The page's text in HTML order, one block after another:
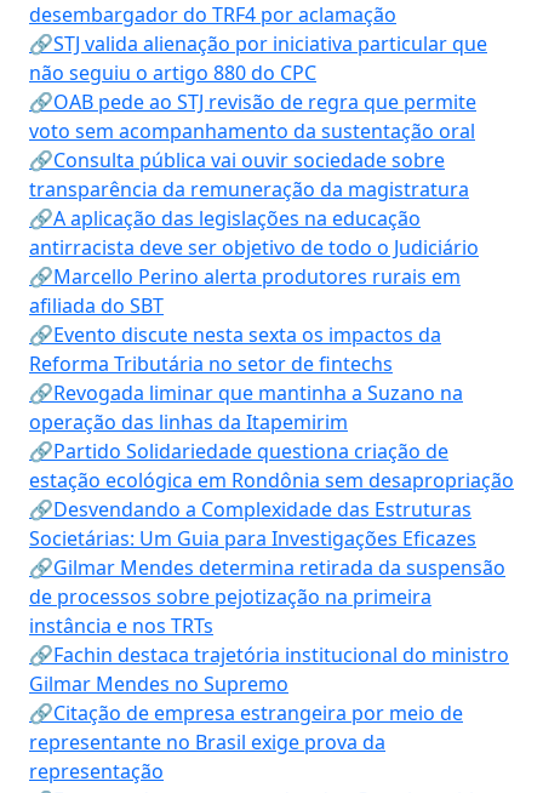
desembargador do TRF4 por aclamação
🔗STJ valida alienação por iniciativa particular que
não seguiu o artigo 880 do CPC
🔗OAB pede ao STJ revisão de regra que permite
voto sem acompanhamento da sustentação oral
🔗Consulta pública vai ouvir sociedade sobre
transparência da remuneração da magistratura
🔗A aplicação das legislações na educação
antirracista deve ser objetivo de todo o Judiciário
🔗Marcello Perino alerta produtores rurais em
afiliada do SBT
🔗Evento discute nesta sexta os impactos da
Reforma Tributária no setor de fintechs
🔗Revogada liminar que mantinha a Suzano na
operação das linhas da Itapemirim
🔗Partido Solidariedade questiona criação de
estação ecológica em Rondônia sem desapropriação
🔗Desvendando a Complexidade das Estruturas
Societárias: Um Guia para Investigações Eficazes
🔗Gilmar Mendes determina retirada da suspensão
de processos sobre pejotização na primeira
instância e nos TRTs
🔗Fachin destaca trajetória institucional do ministro
Gilmar Mendes no Supremo
🔗Citação de empresa estrangeira por meio de
representante no Brasil exige prova da
representação